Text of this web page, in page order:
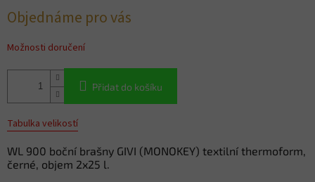
cena:
Objednáme pro vás
Možnosti doručení
Přidat do košíku
Tabulka velikostí
WL 900 boční brašny GIVI (MONOKEY) textilní thermoform,
černé, objem 2x25 l.